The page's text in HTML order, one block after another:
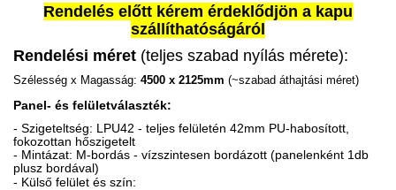
Rendelés előtt kérem érdeklődjön a kapu
szállíthatóságáról
Rendelési méret (teljes szabad nyílás mérete):
Szélesség x Magasság: 4500 x 2125mm (~szabad áthajtási méret)
Panel- és felületválaszték:
- Szigeteltség: LPU42 - teljes felületén 42mm PU-habosított,
fokozottan hőszigetelt
- Mintázat: M-bordás - vízszintesen bordázott (panelenként 1db
plusz bordával)
- Külső felület és szín: